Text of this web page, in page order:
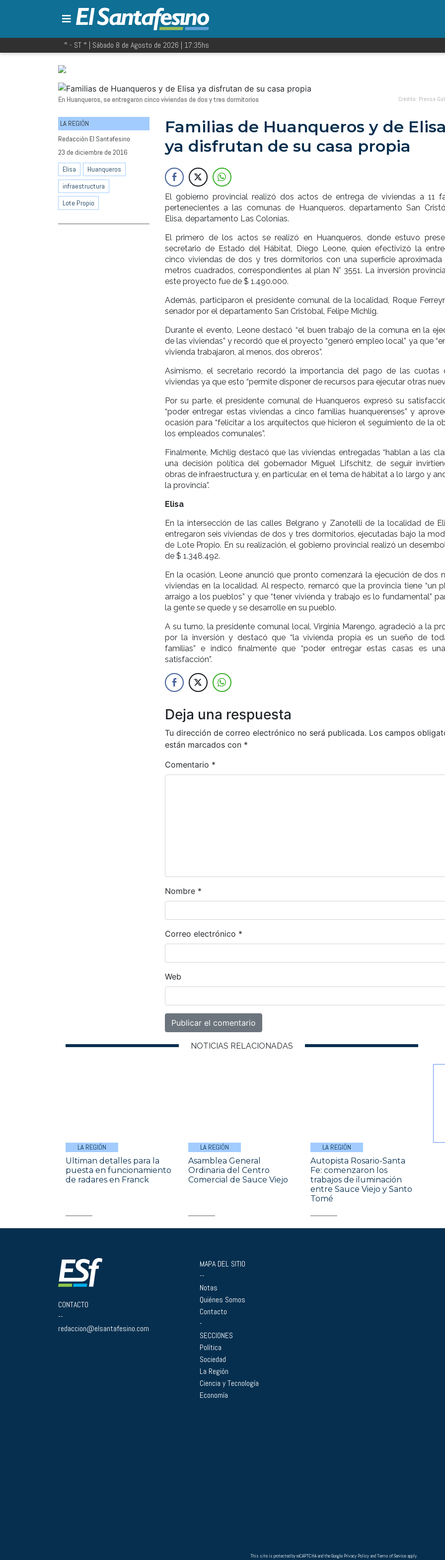
° - ST ° | Sábado 8 de Agosto de 2026 | 17:35hs
En Huanqueros, se entregaron cinco viviendas de dos y tres dormitorios Crédito: Prensa
LA REGIÓN
Redacción El Santafesino
23 de diciembre de 2016
Elisa
Huanqueros
infraestructura
Lote Propio
Familias de Huanqueros y de Elisa
ya disfrutan de su casa propia
El gobierno provincial realizó dos actos de entrega de viviendas a 11
pertenecientes a las comunas de Huanqueros, departamento San
Elisa, departamento Las Colonias.
El primero de los actos se realizó en Huanqueros, donde estuvo
secretario de Estado del Hábitat, Diego Leone, quien efectivizó la
cinco viviendas de dos y tres dormitorios con una superficie aproximada
metros cuadrados, correspondientes al plan N° 3551. La inversión
este proyecto fue de $ 1.490.000.
Además, participaron el presidente comunal de la localidad, Roque
senador por el departamento San Cristóbal, Felipe Michlig.
Durante el evento, Leone destacó “el buen trabajo de la comuna en la
de las viviendas” y recordó que el proyecto “generó empleo local” ya que
vivienda trabajaron, al menos, dos obreros”.
Asimismo, el secretario recordó la importancia del pago de las cuotas
viviendas ya que esto “permite disponer de recursos para ejecutar otras
Por su parte, el presidente comunal de Huanqueros expresó su
“poder entregar estas viviendas a cinco familias huanquerenses” y
ocasión para “felicitar a los arquitectos que hicieron el seguimiento de la
los empleados comunales”.
Finalmente, Michlig destacó que las viviendas entregadas “hablan a las
una decisión política del gobernador Miguel Lifschitz, de seguir
obras de infraestructura y, en particular, en el tema de hábitat a lo largo y
la provincia”.
Elisa
En la intersección de las calles Belgrano y Zanotelli de la localidad de
entregaron seis viviendas de dos y tres dormitorios, ejecutadas bajo la
de Lote Propio. En su realización, el gobierno provincial realizó un
de $ 1.348.492.
En la ocasión, Leone anunció que pronto comenzará la ejecución de dos
viviendas en la localidad. Al respecto, remarcó que la provincia tiene “un
arraigo a los pueblos” y que “tener vivienda y trabajo es lo fundamental”
la gente se quede y se desarrolle en su pueblo.
A su turno, la presidente comunal local, Virginia Marengo, agradeció a la
por la inversión y destacó que “la vivienda propia es un sueño de
familias” e indicó finalmente que “poder entregar estas casas es
satisfacción”.
Deja una respuesta
Tu dirección de correo electrónico no será publicada. Los campos
están marcados con *
Comentario *
Nombre *
Correo electrónico *
Web
NOTICIAS RELACIONADAS
LA REGIÓN
Ultiman detalles para la
puesta en funcionamiento
de radares en Franck
LA REGIÓN
Asamblea General
Ordinaria del Centro
Comercial de Sauce Viejo
LA REGIÓN
Autopista Rosario-Santa
Fe: comenzaron los
trabajos de iluminación
entre Sauce Viejo y Santo
Tomé
CONTACTO
--
redaccion@elsantafesino.com
MAPA DEL SITIO
--
Notas
Quiénes Somos
Contacto
-
SECCIONES
Política
Sociedad
La Región
Ciencia y Tecnología
Economía
This site is protected by reCAPTCHA and the Google Privacy PolicyandTerms of Serviceapply.